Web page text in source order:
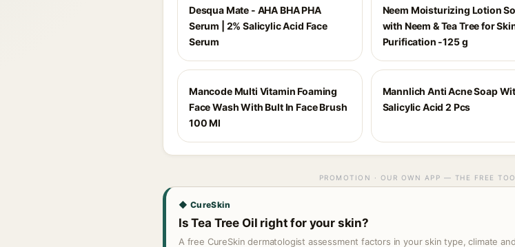
Desqua Mate - AHA BHA PHA
Serum | 2% Salicylic Acid Face
Serum
Neem Moisturizing Lotion
with Neem & Tea Tree for
Purification -125 g
Mancode Multi Vitamin Foaming
Face Wash With Bult In Face Brush
100 Ml
Mannlich Anti Acne Soap
Salicylic Acid 2 Pcs
PROMOTION · OUR OWN APP — THE FREE
◆ CureSkin
Is Tea Tree Oil right for your skin?
A free CureSkin dermatologist assessment factors in your skin type, climate